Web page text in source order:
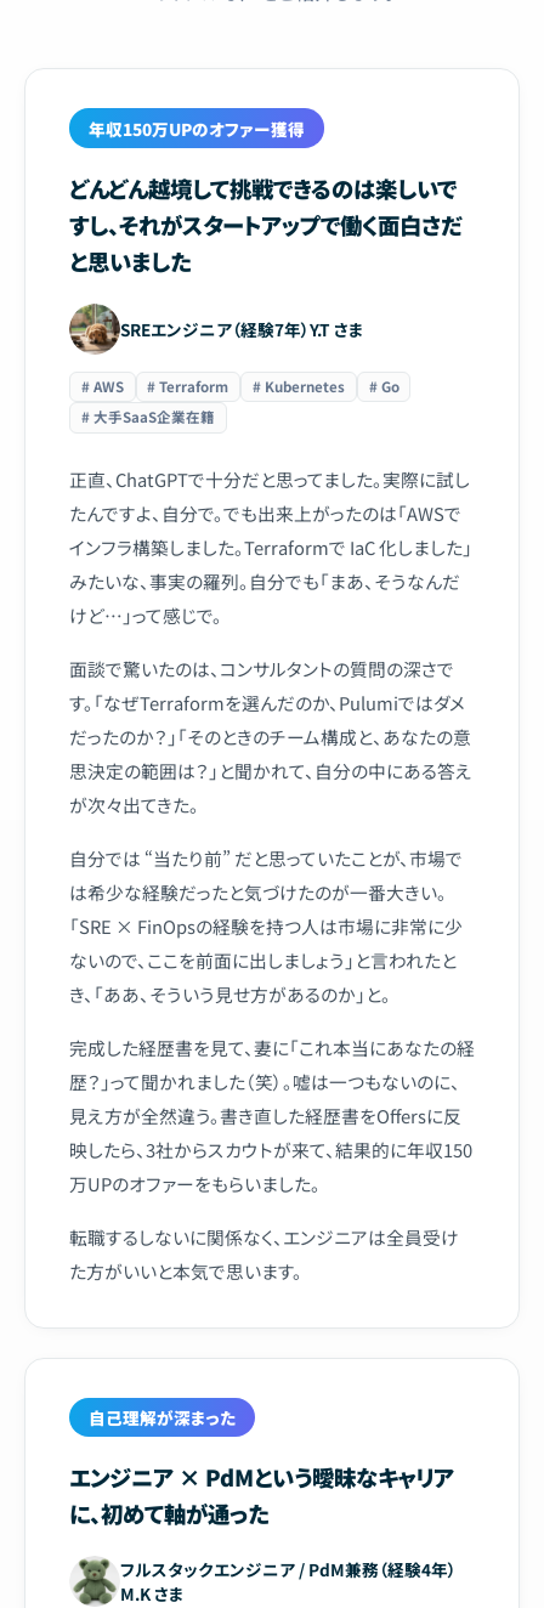
年収150万UPのオファー獲得
どんどん越境して挑戦できるのは楽しいで
すし、それがスタートアップで働く面白さだ
と思いました
SREエンジニア（経験7年）Y.T さま
# AWS # Terraform # Kubernetes
# Go
# 大手SaaS企業在籍
正直、ChatGPTで十分だと思ってました。実際に試し
たんですよ、自分で。でも出来上がったのは「AWSで
インフラ構築しました。Terraformで IaC 化しました」
みたいな、事実の羅列。自分でも「まあ、そうなんだ
けど…」って感じで。
面談で驚いたのは、コンサルタントの質問の深さで
す。「なぜTerraformを選んだのか、Pulumiではダメ
だったのか？」「そのときのチーム構成と、あなたの意
思決定の範囲は？」と聞かれて、自分の中にある答え
が次々出てきた。
自分では “当たり前” だと思っていたことが、市場で
は希少な経験だったと気づけたのが一番大きい。
「SRE × FinOpsの経験を持つ人は市場に非常に少
ないので、ここを前面に出しましょう」と言われたと
き、「ああ、そういう見せ方があるのか」と。
完成した経歴書を見て、妻に「これ本当にあなたの経
歴？」って聞かれました（笑）。嘘は一つもないのに、
見え方が全然違う。書き直した経歴書をOffersに反
映したら、3社からスカウトが来て、結果的に年収150
万UPのオファーをもらいました。
転職するしないに関係なく、エンジニアは全員受け
た方がいいと本気で思います。
自己理解が深まった
エンジニア × PdMという曖昧なキャリア
に、初めて軸が通った
フルスタックエンジニア / PdM兼務（経験4年）
M.K さま